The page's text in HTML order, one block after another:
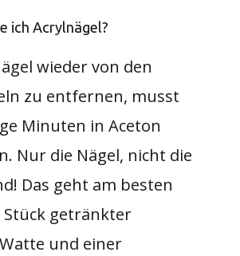
ich Acrylnägel?
wieder von den
zu entfernen, musst
Minuten in Aceton
Nur die Nägel, nicht die
Das geht am besten
getränkter
und einer